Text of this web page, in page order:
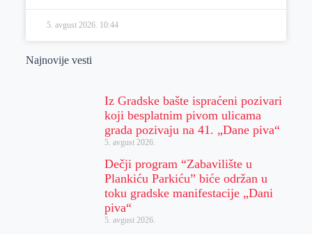
5. avgust 2026. 10:44
Najnovije vesti
Iz Gradske bašte ispraćeni pozivari
koji besplatnim pivom ulicama
grada pozivaju na 41. „Dane piva“
5. avgust 2026.
Dečji program “Zabavilište u
Plankiću Parkiću” biće održan u
toku gradske manifestacije „Dani
piva“
5. avgust 2026.